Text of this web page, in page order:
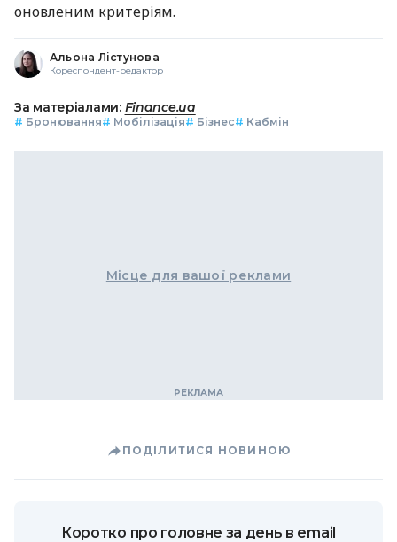
оновленим критеріям.
Альона Лістунова
Кореспондент-редактор
За матеріалами: Finance.ua
# Бронювання# Мобілізація# Бізнес# Кабмін
Місце для вашої реклами
ПОДІЛИТИСЯ НОВИНОЮ
Коротко про головне за день в email